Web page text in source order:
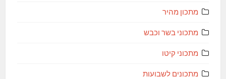
מתכון מהיר
מתכוני בשר וכבש
מתכוני קיטו
מתכונים לשבועות